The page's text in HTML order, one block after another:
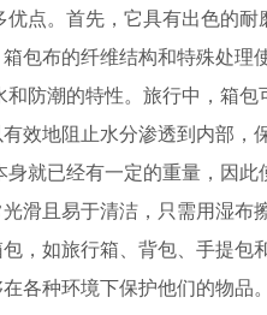
点。首先，它具有出色的耐
包布的纤维结构和特殊处理
防潮的特性。旅行中，箱包
效地阻止水分渗透到内部，
就已经有一定的重量，因此
滑且易于清洁，只需用湿布
，如旅行箱、背包、手提包
各种环境下保护他们的物品